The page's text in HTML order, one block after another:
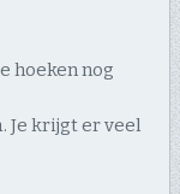
hoeken nog
Je krijgt er veel